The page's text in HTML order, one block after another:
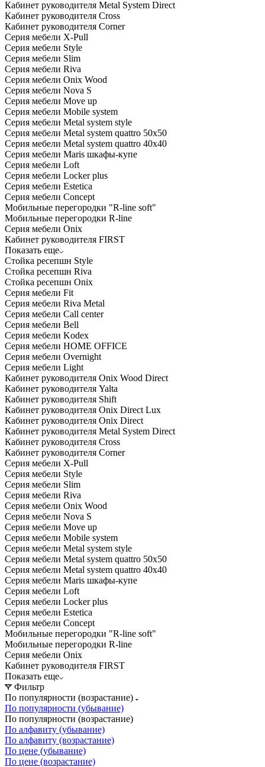
Кабинет руководителя Metal System Direct
Кабинет руководителя Cross
Кабинет руководителя Corner
Серия мебели X-Pull
Серия мебели Style
Серия мебели Slim
Серия мебели Riva
Серия мебели Onix Wood
Серия мебели Nova S
Серия мебели Move up
Серия мебели Mobile system
Серия мебели Metal system style
Серия мебели Metal system quattro 50x50
Серия мебели Metal system quattro 40x40
Серия мебели Maris шкафы-купе
Серия мебели Loft
Серия мебели Locker plus
Серия мебели Estetica
Серия мебели Concept
Мобильные перегородки "R-line soft"
Мобильные перегородки R-line
Серия мебели Onix
Кабинет руководителя FIRST
Показать еще
Стойка ресепшн Style
Стойка ресепшн Riva
Стойка ресепшн Onix
Серия мебели Fit
Серия мебели Riva Metal
Серия мебели Call center
Серия мебели Bell
Серия мебели Kodex
Серия мебели HOME OFFICE
Серия мебели Overnight
Серия мебели Light
Кабинет руководителя Onix Wood Direct
Кабинет руководителя Yalta
Кабинет руководителя Shift
Кабинет руководителя Onix Direct Lux
Кабинет руководителя Onix Direct
Кабинет руководителя Metal System Direct
Кабинет руководителя Cross
Кабинет руководителя Corner
Серия мебели X-Pull
Серия мебели Style
Серия мебели Slim
Серия мебели Riva
Серия мебели Onix Wood
Серия мебели Nova S
Серия мебели Move up
Серия мебели Mobile system
Серия мебели Metal system style
Серия мебели Metal system quattro 50x50
Серия мебели Metal system quattro 40x40
Серия мебели Maris шкафы-купе
Серия мебели Loft
Серия мебели Locker plus
Серия мебели Estetica
Серия мебели Concept
Мобильные перегородки "R-line soft"
Мобильные перегородки R-line
Серия мебели Onix
Кабинет руководителя FIRST
Показать еще
Фильтр
По популярности (возрастание)
По популярности (убывание)
По популярности (возрастание)
По алфавиту (убывание)
По алфавиту (возрастание)
По цене (убывание)
По цене (возрастание)